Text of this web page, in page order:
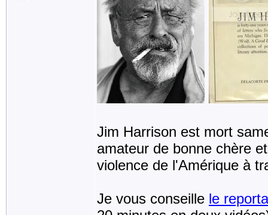
Jim Harrison est mort
amateur de bonne chère
violence de l'Amérique à
Je vous conseille le